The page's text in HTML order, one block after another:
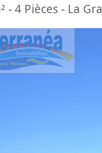
- 4 Pièces - La